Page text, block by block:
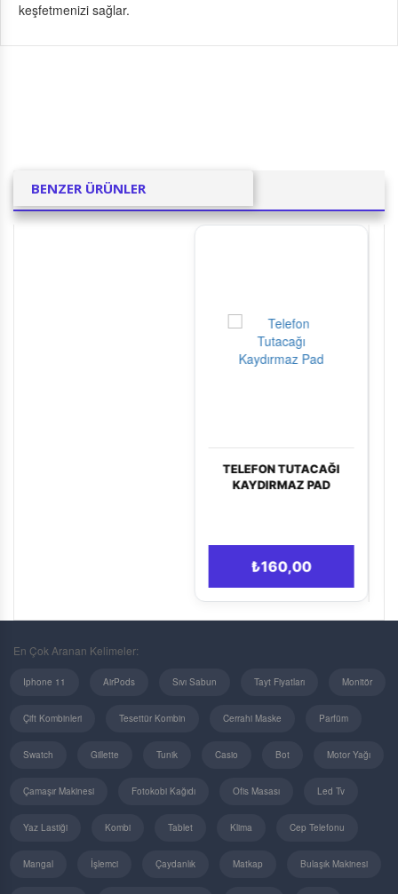
keşfetmenizi sağlar.
BENZER ÜRÜNLER
DOLAR DENEME
ÜRÜNÜ
₺46,06
En Çok Aranan Kelimeler:
Iphone 11 AirPods Sıvı Sabun Tayt Fiyatları Monitör
Çift Kombinleri Tesettür Kombin Cerrahi Maske Parfüm
Swatch Gillette Tunik Casio Bot Motor Yağı
Çamaşır Makinesi Fotokobi Kağıdı Ofis Masası Led Tv
Yaz Lastiği Kombi Tablet Klima Cep Telefonu
Mangal İşlemci Çaydanlık Matkap Bulaşık Makinesi